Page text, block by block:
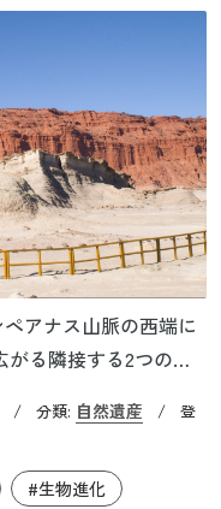
アナス山脈の西端に
る隣接する2つの公
2億4,500万年前から2
も完全なものが保存
、哺乳類、恐竜、両
/ 分類: 自然遺産 /
登
#生物進化